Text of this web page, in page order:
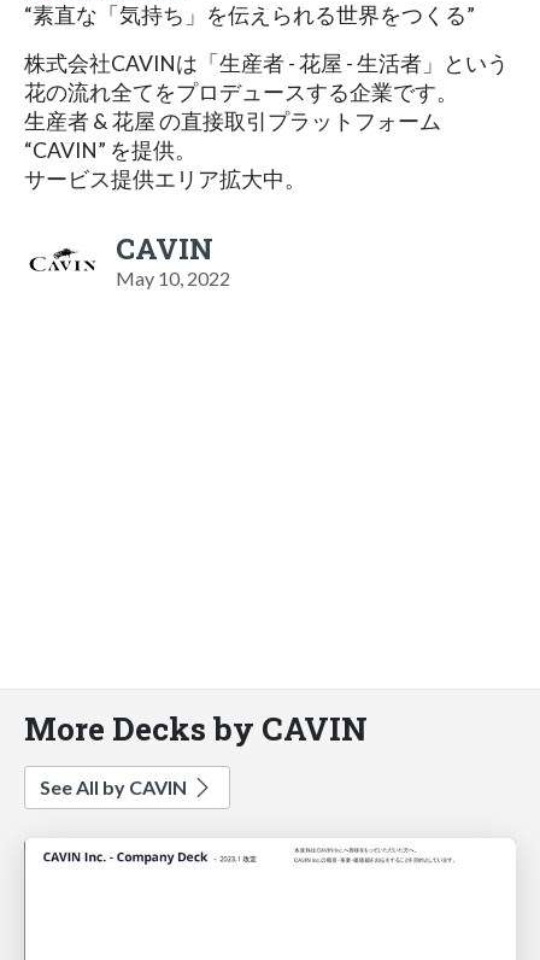
“素直な「気持ち」を伝えられる世界をつくる”
株式会社CAVINは「生産者 - 花屋 - 生活者」という
花の流れ全てをプロデュースする企業です。
生産者 & 花屋 の直接取引プラットフォーム
“CAVIN” を提供。
サービス提供エリア拡大中。
CAVIN
May 10, 2022
More Decks by CAVIN
See All by CAVIN